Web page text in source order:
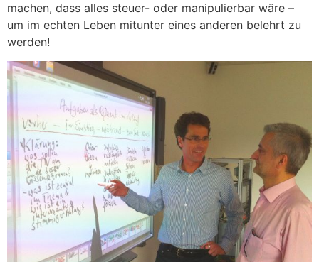
machen, dass alles steuer- oder manipulierbar wäre –
um im echten Leben mitunter eines anderen belehrt zu
werden!